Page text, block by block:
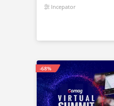
Incepator
-68%